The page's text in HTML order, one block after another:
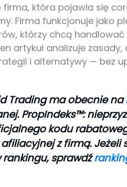
firma, która pojawia się
Firma funkcjonuje jako
którzy chcą
artykuł analizuje
i alternatywy — bez
Trading ma obecnie na
PropIndeks™:
kodu
z firmą. Jeżeli
sprawdź